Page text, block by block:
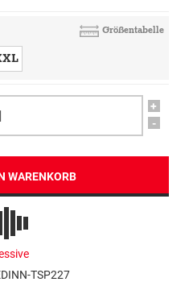
Größentabelle
+
-
WARENKORB
TSP227